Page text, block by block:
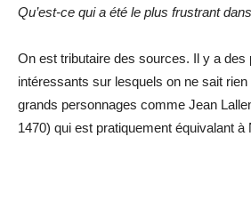
Qu’est-ce qui a été le plus frustrant
On est tributaire des sources. Il y a des
intéressants sur lesquels on ne sait
grands personnages comme Jean
1470) qui est pratiquement équivalant à